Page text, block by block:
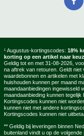
¹ Augustus-kortingscodes: 18%
korting op een artikel naar
Geldig tot en met 31-08-2026,
na aftrek van retouren. Geldt niet
waardebonnen en artikelen met
huishouden kunnen per maand
maandaanbiedingen ingewisseld
maandaanbieding kunnen tegelijk
Kortingscodes kunnen niet
kunnen niet met andere
Kortingscodes kunnen niet
** Geldig bij leveringen binnen
buitenland vindt u op de volgende